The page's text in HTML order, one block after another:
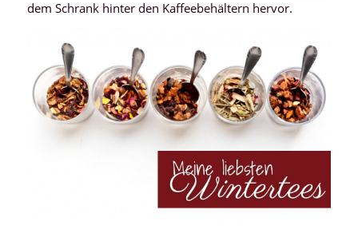
dem Schrank hinter den Kaffeebehältern hervor.